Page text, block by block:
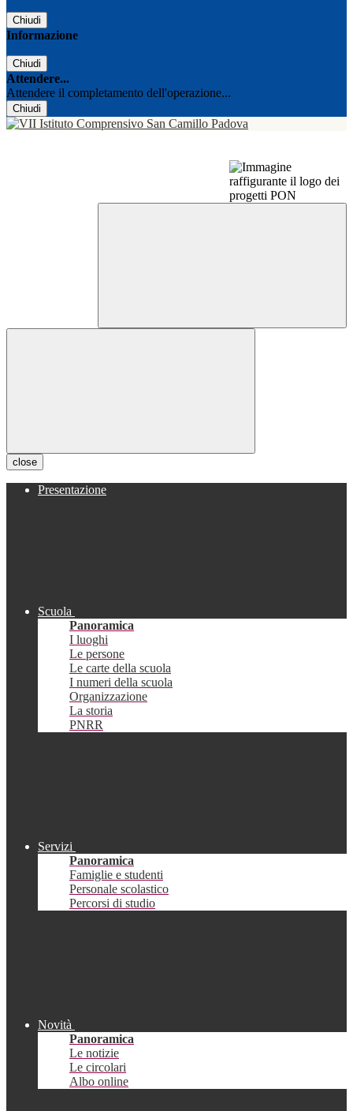
Chiudi
Informazione
Chiudi
Attendere...
Attendere il completamento dell'operazione...
Chiudi
close
Presentazione
Scuola
Panoramica
I luoghi
Le persone
Le carte della scuola
I numeri della scuola
Organizzazione
La storia
PNRR
Servizi
Panoramica
Famiglie e studenti
Personale scolastico
Percorsi di studio
Novità
Panoramica
Le notizie
Le circolari
Albo online